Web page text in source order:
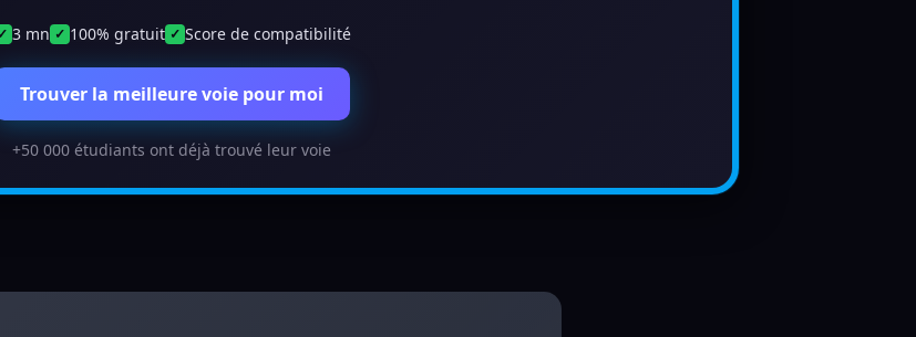
3 mn ✓ 100% gratuit ✓ Score de compatibilité
Trouver la meilleure voie pour moi
+50 000 étudiants ont déjà trouvé leur voie